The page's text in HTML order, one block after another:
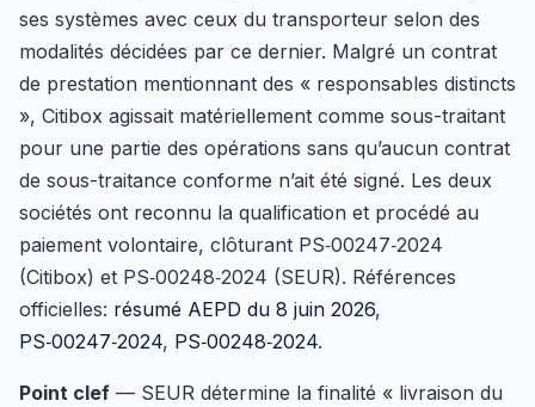
ses systèmes avec ceux du transporteur selon des
modalités décidées par ce dernier. Malgré un contrat
de prestation mentionnant des « responsables distincts
», Citibox agissait matériellement comme sous-traitant
pour une partie des opérations sans qu’aucun contrat
de sous-traitance conforme n’ait été signé. Les deux
sociétés ont reconnu la qualification et procédé au
paiement volontaire, clôturant PS‑00247‑2024
(Citibox) et PS‑00248‑2024 (SEUR). Références
officielles: résumé AEPD du 8 juin 2026,
PS‑00247‑2024, PS‑00248‑2024.
Point clef — SEUR détermine la finalité « livraison du